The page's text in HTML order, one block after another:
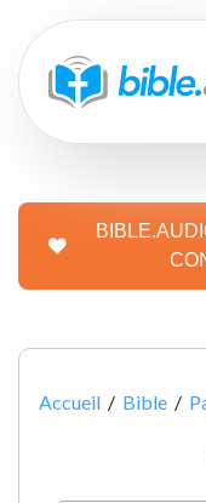
Accueil / Bible /